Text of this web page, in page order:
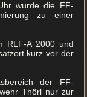
wurde die FF-
zu einer
RLF-A 2000 und
kurz vor der
der FF-
Thörl nur zur